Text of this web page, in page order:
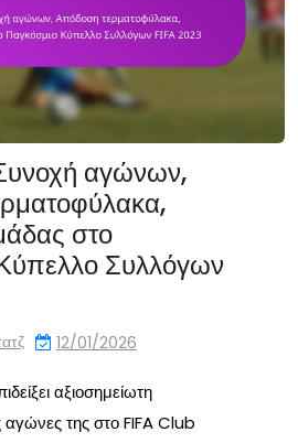
αγώνων,
στο
Συλλόγων
12/01/2026
αξιοσημείωτη
αγώνες της στο FIFA Club